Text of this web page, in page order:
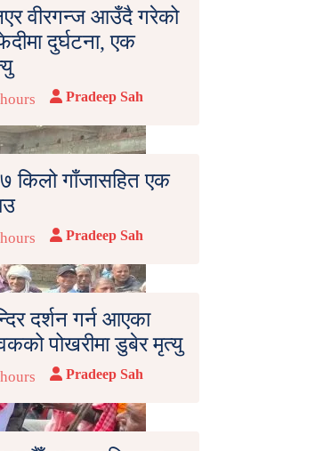
वीरगन्ज आउँदै गरेको
दुर्घटना, एक
Pradeep Sah
किलो गाँजासहित एक
Pradeep Sah
दर्शन गर्न आएका
पोखरीमा डुबेर मृत्यु
Pradeep Sah